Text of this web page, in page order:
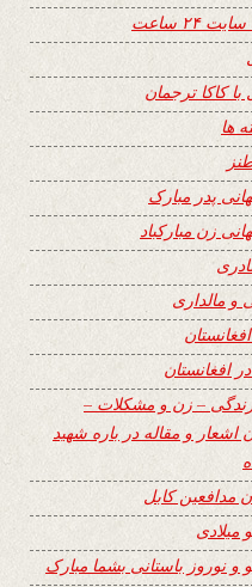
۲۴ ساعت
با کاکا ترجمان
ها
پدر مبارک
زن مبارکباد
و مالداری
افغانستان
– زن و مشکلات –
اشعار و مقاله در باره شهید
مدافعین کابل
میلادی
و نوروز باستانی بشما مبارک